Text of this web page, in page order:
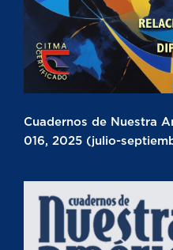
Cuadernos de Nuestra
016, 2025 (julio-